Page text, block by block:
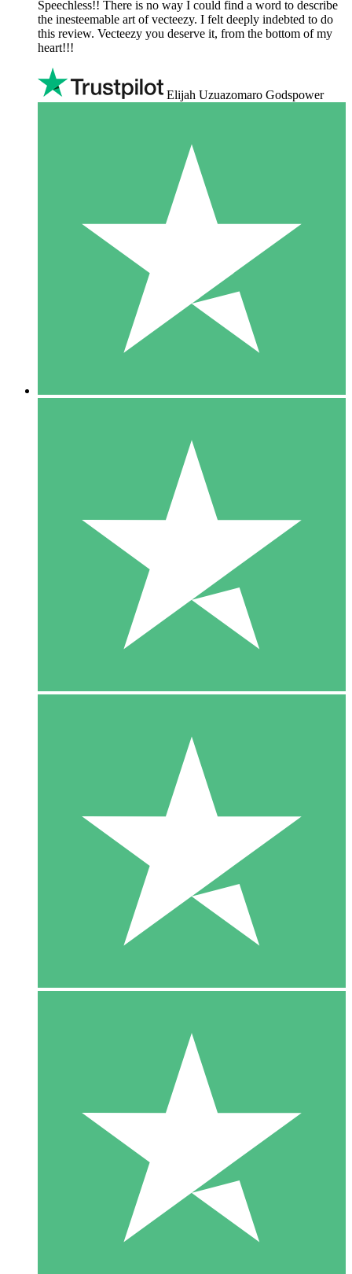
Speechless!! There is no way I could find a word to describe
the inesteemable art of vecteezy. I felt deeply indebted to do
this review. Vecteezy you deserve it, from the bottom of my
heart!!!
Elijah Uzuazomaro Godspower